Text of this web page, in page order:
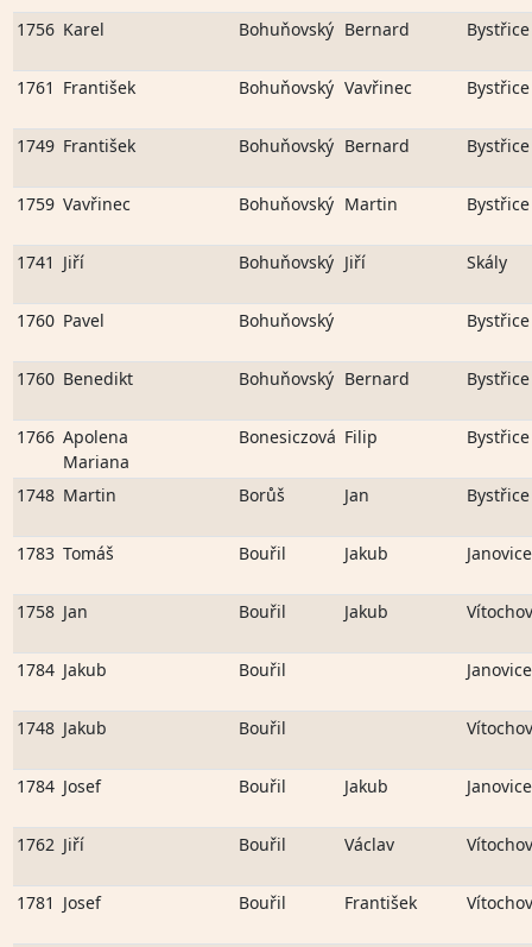
1756 Karel Bohuňovský Bernard Bystřice
1761 František Bohuňovský Vavřinec Bystřice
1749 František Bohuňovský Bernard Bystřice
1759 Vavřinec Bohuňovský Martin Bystřice
1741 Jiří Bohuňovský Jiří Skály
1760 Pavel Bohuňovský Bystřice
1760 Benedikt Bohuňovský Bernard Bystřice
1766 Apolena
Mariana
Bonesiczová Filip Bystřice
1748 Martin Borůš Jan Bystřice
1783 Tomáš Bouřil Jakub Janovice
1758 Jan Bouřil Jakub Vítochov
1784 Jakub Bouřil Janovice
1748 Jakub Bouřil Vítochov
1784 Josef Bouřil Jakub Janovice
1762 Jiří Bouřil Václav Vítochov
1781 Josef Bouřil František Vítochov